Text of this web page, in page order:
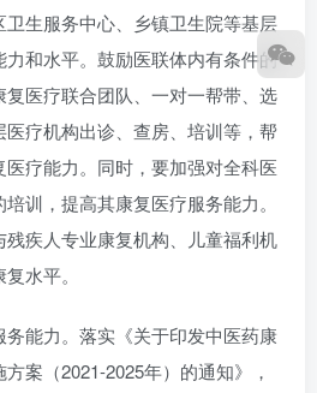
生服务中心、乡镇卫生院等基层
和水平。鼓励医联体内有条件的
医疗联合团队、一对一帮带、选
疗机构出诊、查房、培训等，帮
疗能力。同时，要加强对全科医
训，提高其康复医疗服务能力。
疾人专业康复机构、儿童福利机
水平。
务能力。落实《关于印发中医药康
案（2021-2025年）的通知》，